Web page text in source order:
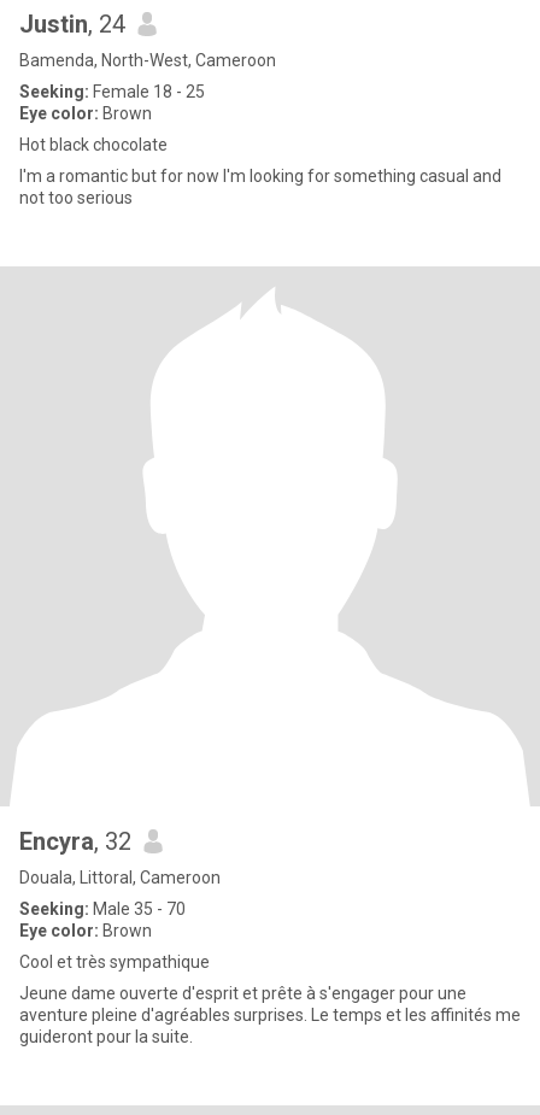
Justin, 24
Bamenda, North-West, Cameroon
Seeking: Female 18 - 25
Eye color: Brown
Hot black chocolate
I'm a romantic but for now I'm looking for something casual and
not too serious
Encyra, 32
Douala, Littoral, Cameroon
Seeking: Male 35 - 70
Eye color: Brown
Cool et très sympathique
Jeune dame ouverte d'esprit et prête à s'engager pour une
aventure pleine d'agréables surprises. Le temps et les affinités me
guideront pour la suite.